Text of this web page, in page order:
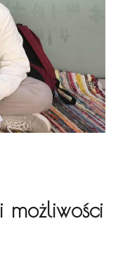
możliwości